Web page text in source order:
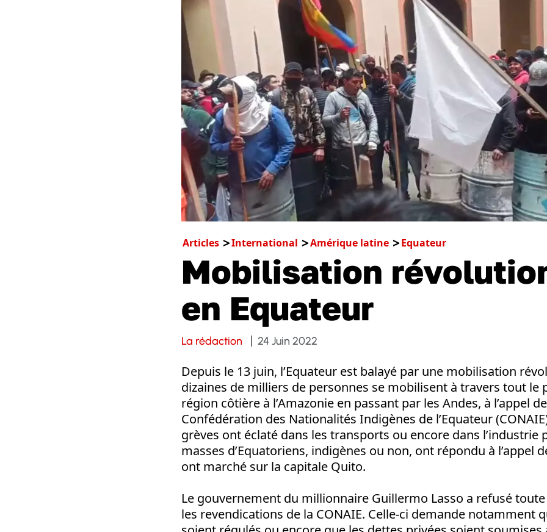
Articles International Amérique latine Equateur
Mobilisation
en Equateur
La rédaction 24 Juin 2022
Depuis le 13 juin, l’Equateur est balayé par une mobilisation
dizaines de milliers de personnes se mobilisent à travers tout le
région côtière à l’Amazonie en passant par les Andes, à l’appel
Confédération des Nationalités Indigènes de l’Equateur
grèves ont éclaté dans les transports ou encore dans l’industrie
masses d’Equatoriens, indigènes ou non, ont répondu à l’appel
ont marché sur la capitale Quito.
Le gouvernement du millionnaire Guillermo Lasso a refusé
les revendications de la CONAIE. Celle-ci demande notamment